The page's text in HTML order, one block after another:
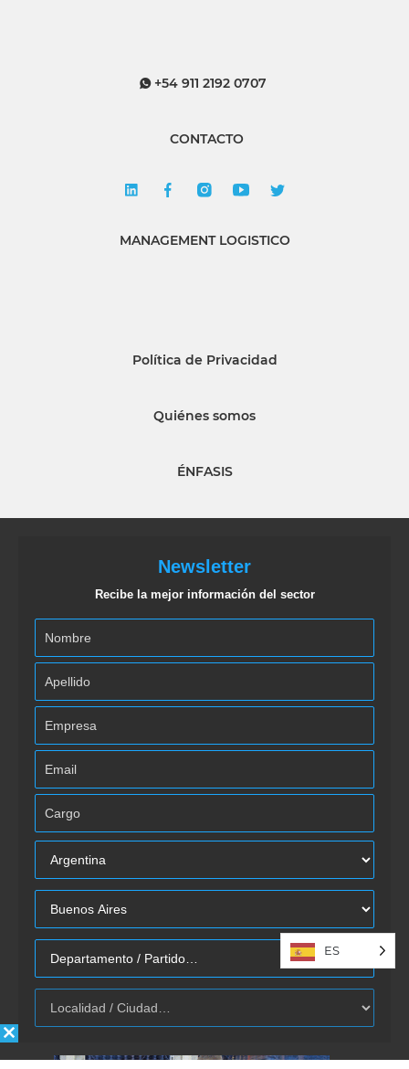
+54 911 2192 0707
CONTACTO
MANAGEMENT LOGISTICO
Política de Privacidad
Quiénes somos
ÉNFASIS
Newsletter
Recibe la mejor información del sector
ES